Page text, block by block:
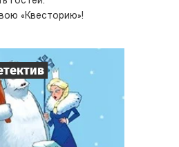
«Квесторию»!
10
1-2 ч.